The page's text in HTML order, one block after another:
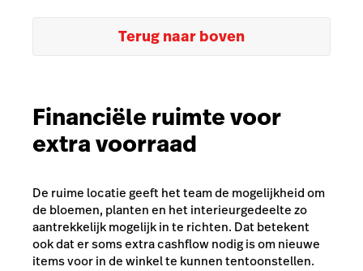
Terug naar boven
Financiële ruimte voor
extra voorraad
De ruime locatie geeft het team de mogelijkheid om
de bloemen, planten en het interieurgedeelte zo
aantrekkelijk mogelijk in te richten. Dat betekent
ook dat er soms extra cashflow nodig is om nieuwe
items voor in de winkel te kunnen tentoonstellen.